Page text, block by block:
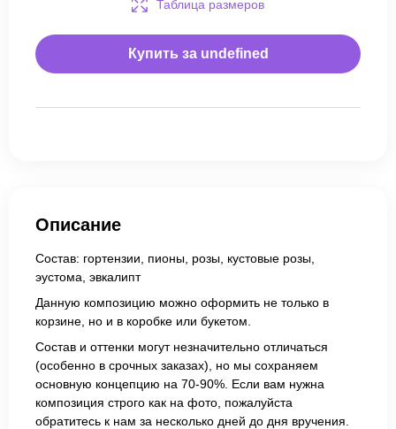
Таблица размеров
Купить за undefined
Описание
Состав: гортензии, пионы, розы, кустовые розы,
эустома, эвкалипт
Данную композицию можно оформить не только в
корзине, но и в коробке или букетом.
Состав и оттенки могут незначительно отличаться
(особенно в срочных заказах), но мы сохраняем
основную концепцию на 70-90%. Если вам нужна
композиция строго как на фото, пожалуйста
обратитесь к нам за несколько дней до дня вручения.